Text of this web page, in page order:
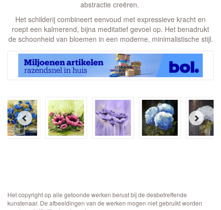
abstractie creëren.
Het schilderij combineert eenvoud met expressieve kracht en
roept een kalmerend, bijna meditatief gevoel op. Het benadrukt
de schoonheid van bloemen in een moderne, minimalistische stijl.
Het copyright op alle getoonde werken berust bij de desbetreffende
kunstenaar. De afbeeldingen van de werken mogen niet gebruikt worden